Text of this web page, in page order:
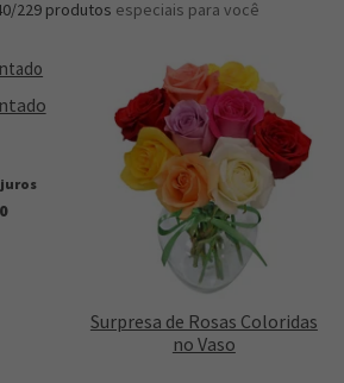
229 produtos especiais para você
Surpresa de Rosas Coloridas
no Vaso